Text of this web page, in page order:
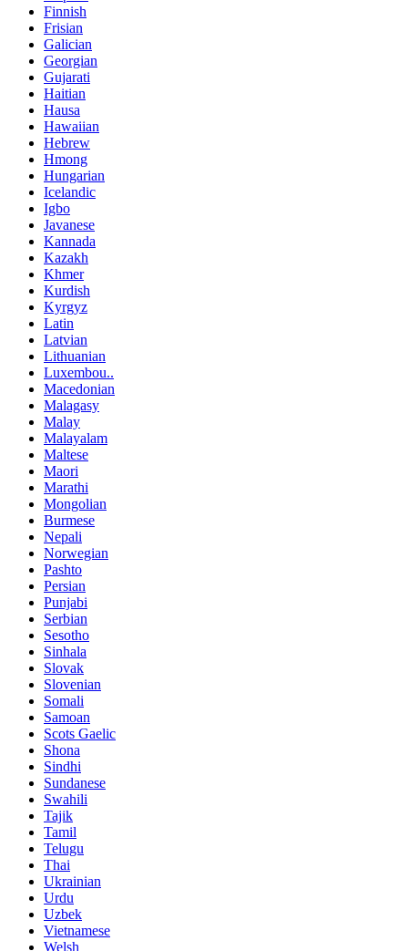
Finnish
Frisian
Galician
Georgian
Gujarati
Haitian
Hausa
Hawaiian
Hebrew
Hmong
Hungarian
Icelandic
Igbo
Javanese
Kannada
Kazakh
Khmer
Kurdish
Kyrgyz
Latin
Latvian
Lithuanian
Luxembou..
Macedonian
Malagasy
Malay
Malayalam
Maltese
Maori
Marathi
Mongolian
Burmese
Nepali
Norwegian
Pashto
Persian
Punjabi
Serbian
Sesotho
Sinhala
Slovak
Slovenian
Somali
Samoan
Scots Gaelic
Shona
Sindhi
Sundanese
Swahili
Tajik
Tamil
Telugu
Thai
Ukrainian
Urdu
Uzbek
Vietnamese
Welsh